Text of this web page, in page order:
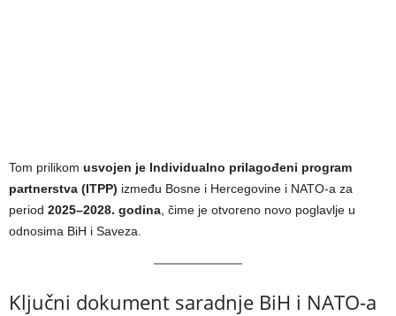
Tom prilikom usvojen je Individualno prilagođeni program
partnerstva (ITPP) između Bosne i Hercegovine i NATO-a za
period 2025–2028. godina , čime je otvoreno novo poglavlje u
odnosima BiH i Saveza.
Ključni dokument saradnje BiH i NATO-a